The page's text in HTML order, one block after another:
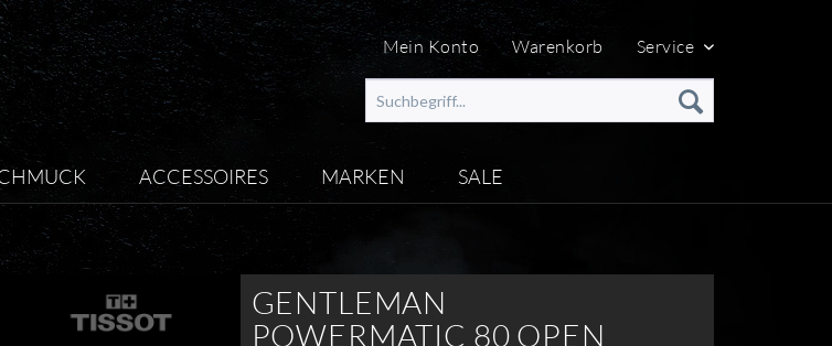
Mein Konto Warenkorb Service
ACCESSOIRES MARKEN SALE
GENTLEMAN
POWERMATIC 80 OPEN